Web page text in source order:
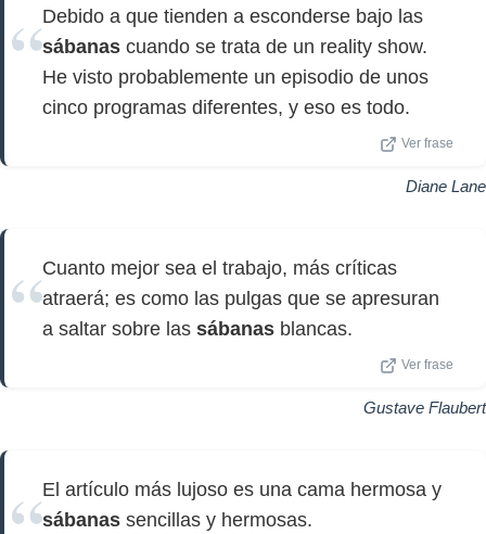
Debido a que tienden a esconderse bajo las
sábanas cuando se trata de un reality show.
He visto probablemente un episodio de unos
cinco programas diferentes, y eso es todo.
Ver frase
Diane Lane
Cuanto mejor sea el trabajo, más críticas
atraerá; es como las pulgas que se apresuran
a saltar sobre las sábanas blancas.
Ver frase
Gustave Flaubert
El artículo más lujoso es una cama hermosa y
sábanas sencillas y hermosas.